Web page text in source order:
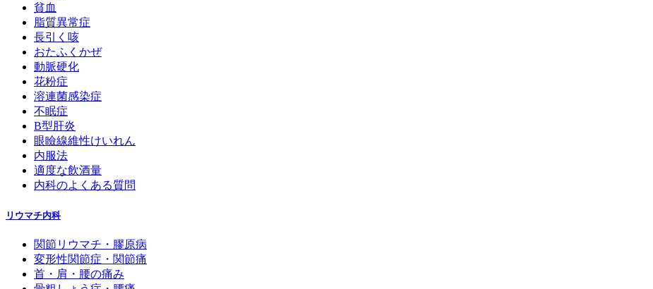
貧血
脂質異常症
長引く咳
おたふくかぜ
動脈硬化
花粉症
溶連菌感染症
不眠症
B型肝炎
眼瞼線維性けいれん
内服法
適度な飲酒量
内科のよくある質問
リウマチ内科
関節リウマチ・膠原病
変形性関節症・関節痛
首・肩・腰の痛み